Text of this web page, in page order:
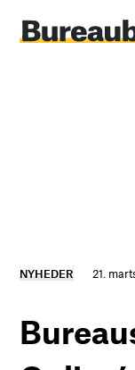
indhold
NYHEDER 21.